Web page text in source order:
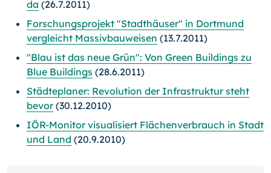
da (26.7.2011)
Forschungsprojekt "Stadthäuser" in Dortmund
vergleicht Massivbauweisen (13.7.2011)
"Blau ist das neue Grün": Von Green Buildings zu
Blue Buildings (28.6.2011)
Städteplaner: Revolution der Infrastruktur steht
bevor(30.12.2010)
IÖR-Monitor visualisiert Flächenverbrauch in Stadt
und Land (20.9.2010)